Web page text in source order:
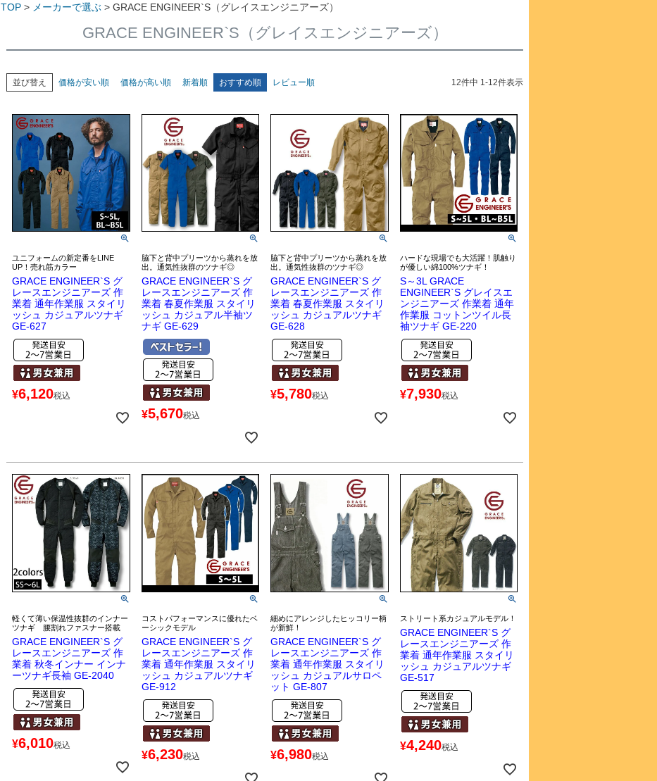
TOP メーカーで選ぶ GRACE ENGINEER`S（グレイスエンジニアーズ）
GRACE ENGINEER`S（グレイスエンジニアーズ）
並び替え 価格が安い順 価格が高い順 新着順 おすすめ順 レビュー順 12件中 1-12件表示
ユニフォームの新定番をLINE
UP！売れ筋カラー
GRACE ENGINEER`S グ
レースエンジニアーズ 作
業着 通年作業服 スタイリ
ッシュ カジュアルツナギ
GE-627
¥6,120税込
脇下と背中プリーツから蒸れを放
出。通気性抜群のツナギ◎
GRACE ENGINEER`S グ
レースエンジニアーズ 作
業着 春夏作業服 スタイリ
ッシュ カジュアル半袖ツ
ナギ GE-629
¥5,670税込
脇下と背中プリーツから蒸れを放
出。通気性抜群のツナギ◎
GRACE ENGINEER`S グ
レースエンジニアーズ 作
業着 春夏作業服 スタイリ
ッシュ カジュアルツナギ
GE-628
¥5,780税込
ハードな現場でも大活躍！肌触り
が優しい綿100%ツナギ！
S～3L GRACE
ENGINEER`S グレイスエ
ンジニアーズ 作業着 通年
作業服 コットンツイル長
袖ツナギ GE-220
¥7,930税込
軽くて薄い保温性抜群のインナー
ツナギ 腰割れファスナー搭載
GRACE ENGINEER`S グ
レースエンジニアーズ 作
業着 秋冬インナー インナ
ーツナギ長袖 GE-2040
¥6,010税込
コストパフォーマンスに優れたベ
ーシックモデル
GRACE ENGINEER`S グ
レースエンジニアーズ 作
業着 通年作業服 スタイリ
ッシュ カジュアルツナギ
GE-912
¥6,230税込
細めにアレンジしたヒッコリー柄
が新鮮！
GRACE ENGINEER`S グ
レースエンジニアーズ 作
業着 通年作業服 スタイリ
ッシュ カジュアルサロペ
ット GE-807
¥6,980税込
ストリート系カジュアルモデル！
GRACE ENGINEER`S グ
レースエンジニアーズ 作
業着 通年作業服 スタイリ
ッシュ カジュアルツナギ
GE-517
¥4,240税込